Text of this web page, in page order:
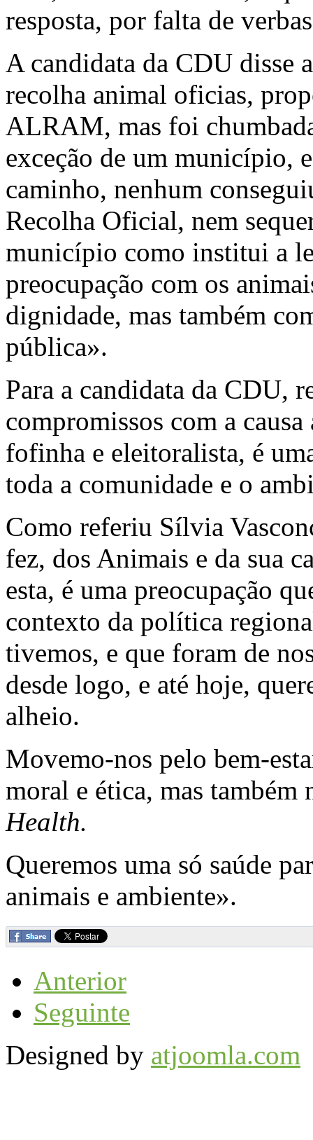
resposta, por falta de
A candidata da CDU disse
recolha animal oficias,
ALRAM, mas foi
exceção de um município,
caminho, nenhum
Recolha Oficial, nem
município como institui a
preocupação com os
dignidade, mas também
pública».
Para a candidata da CDU,
compromissos com a
fofinha e eleitoralista, é
toda a comunidade e o
Como referiu Sílvia
fez, dos Animais e da sua
esta, é uma preocupação
contexto da política
tivemos, e que foram de
desde logo, e até hoje,
alheio.
Movemo-nos pelo bem-
moral e ética, mas
Health.
Queremos uma só saúde
animais e ambiente».
Anterior
Seguinte
Designed by atjoomla.com